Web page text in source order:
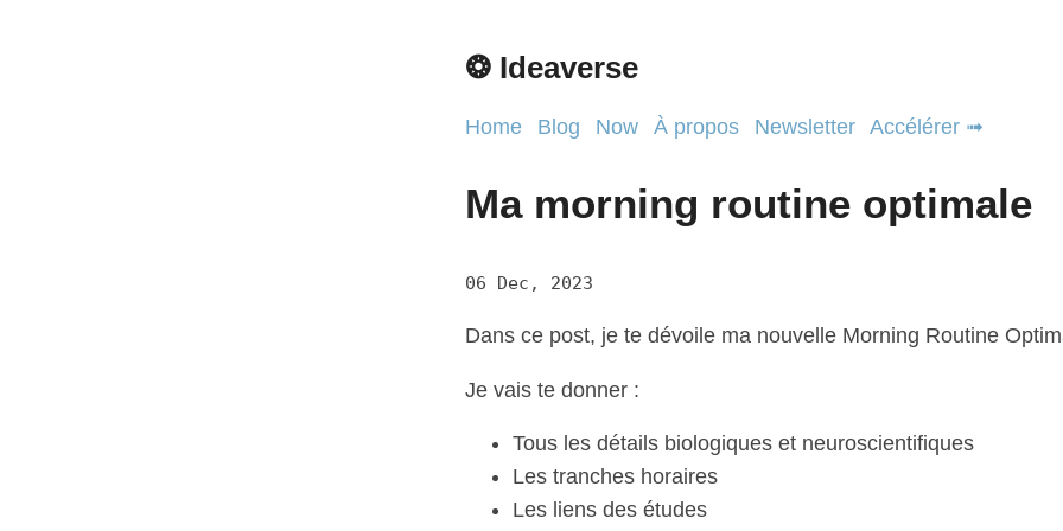
❂ Ideaverse
Home Blog Now À propos Newsletter Accélérer ➟
Ma morning routine optimale
06 Dec, 2023
Dans ce post, je te dévoile ma nouvelle Morning Routine
Je vais te donner :
Tous les détails biologiques et neuroscientifiques
Les tranches horaires
Les liens des études